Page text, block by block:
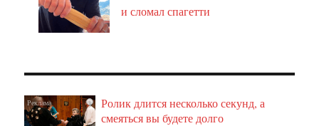
и сломал спагетти
i
Ролик длится несколько секунд, а
смеяться вы будете долго